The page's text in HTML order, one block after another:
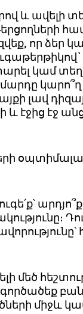
և ավելի
, որ ձեր
`
կամ
մարդը կարո՞ղ
լավ
և էջից էջ
արդյո՞ք
մեծ
գործածեք
միջև